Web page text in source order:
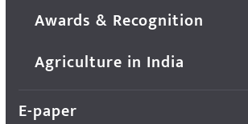
Awards & Recognition
Agriculture in India
E-paper